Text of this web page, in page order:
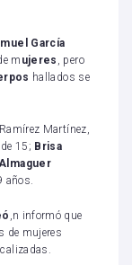
García
m ujeres , pero
hallados se
Martínez,
15; Brisa
años.
,n informó que
de mujeres